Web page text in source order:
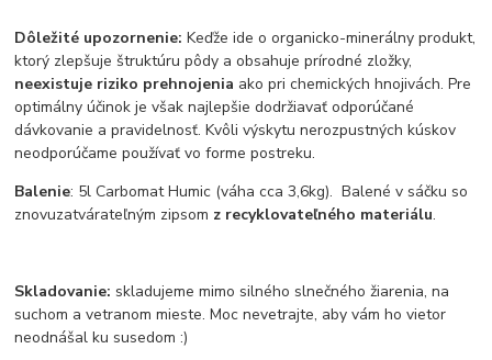
Dôležité upozornenie: Keďže ide o organicko-minerálny produkt,
ktorý zlepšuje štruktúru pôdy a obsahuje prírodné zložky,
neexistuje riziko prehnojenia ako pri chemických hnojivách. Pre
optimálny účinok je však najlepšie dodržiavať odporúčané
dávkovanie a pravidelnosť. Kvôli výskytu nerozpustných kúskov
neodporúčame používať vo forme postreku.
Balenie: 5l Carbomat Humic (váha cca 3,6kg). Balené v sáčku so
znovuzatvárateľným zipsom z recyklovateľného materiálu.
Skladovanie: skladujeme mimo silného slnečného žiarenia, na
suchom a vetranom mieste. Moc nevetrajte, aby vám ho vietor
neodnášal ku susedom :)